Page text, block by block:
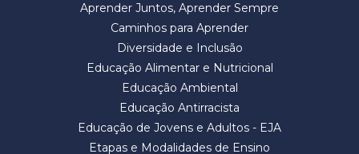
Aprender Juntos, Aprender Sempre
Caminhos para Aprender
Diversidade e Inclusão
Educação Alimentar e Nutricional
Educação Ambiental
Educação Antirracista
Educação de Jovens e Adultos - EJA
Etapas e Modalidades de Ensino